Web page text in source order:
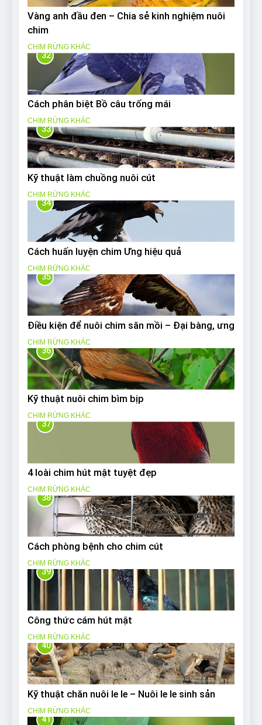
Vàng anh đầu đen – Chia sẻ kinh nghiệm nuôi
chim
CHIM RỪNG KHÁC
32
Cách phân biệt Bồ câu trống mái
CHIM RỪNG KHÁC
33
Kỹ thuật làm chuồng nuôi cút
CHIM RỪNG KHÁC
34
Cách huấn luyện chim Ưng hiệu quả
CHIM RỪNG KHÁC
35
Điều kiện để nuôi chim săn mồi – Đại bàng, ưng
CHIM RỪNG KHÁC
36
Kỹ thuật nuôi chim bìm bịp
CHIM RỪNG KHÁC
37
4 loài chim hút mật tuyệt đẹp
CHIM RỪNG KHÁC
38
Cách phòng bệnh cho chim cút
CHIM RỪNG KHÁC
39
Công thức cám hút mật
CHIM RỪNG KHÁC
40
Kỹ thuật chăn nuôi le le – Nuôi le le sinh sản
CHIM RỪNG KHÁC
41